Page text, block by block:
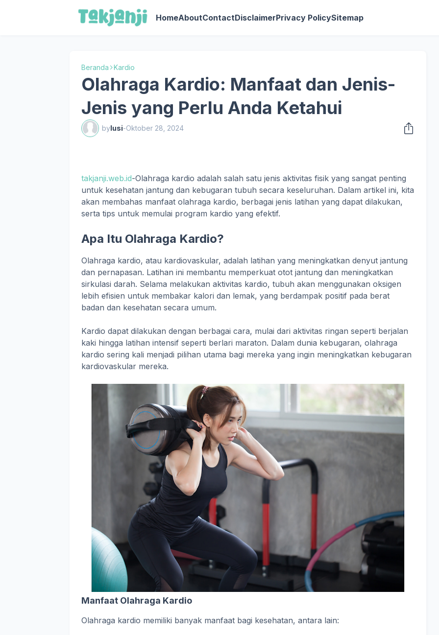
HomeAboutContactDisclaimerPrivacy PolicySitemap
Beranda Kardio
Olahraga Kardio: Manfaat dan Jenis-
Jenis yang Perlu Anda Ketahui
bylusi-Oktober 28, 2024
takjanji.web.id-Olahraga kardio adalah salah satu jenis aktivitas fisik yang sangat penting
untuk kesehatan jantung dan kebugaran tubuh secara keseluruhan. Dalam artikel ini, kita
akan membahas manfaat olahraga kardio, berbagai jenis latihan yang dapat dilakukan,
serta tips untuk memulai program kardio yang efektif.
Apa Itu Olahraga Kardio?
Olahraga kardio, atau kardiovaskular, adalah latihan yang meningkatkan denyut jantung
dan pernapasan. Latihan ini membantu memperkuat otot jantung dan meningkatkan
sirkulasi darah. Selama melakukan aktivitas kardio, tubuh akan menggunakan oksigen
lebih efisien untuk membakar kalori dan lemak, yang berdampak positif pada berat
badan dan kesehatan secara umum.
Kardio dapat dilakukan dengan berbagai cara, mulai dari aktivitas ringan seperti berjalan
kaki hingga latihan intensif seperti berlari maraton. Dalam dunia kebugaran, olahraga
kardio sering kali menjadi pilihan utama bagi mereka yang ingin meningkatkan kebugaran
kardiovaskular mereka.
Manfaat Olahraga Kardio
Olahraga kardio memiliki banyak manfaat bagi kesehatan, antara lain: